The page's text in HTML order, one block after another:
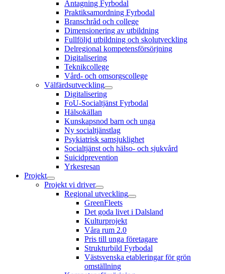
Antagning Fyrbodal
Praktiksamordning Fyrbodal
Branschråd och college
Dimensionering av utbildning
Fullföljd utbildning och skolutveckling
Delregional kompetensförsörjning
Digitalisering
Teknikcollege
Vård- och omsorgscollege
Välfärdsutveckling
Digitalisering
FoU-Socialtjänst Fyrbodal
Hälsokällan
Kunskapsnod barn och unga
Ny socialtjänstlag
Psykiatrisk samsjuklighet
Socialtjänst och hälso- och sjukvård
Suicidprevention
Yrkesresan
Projekt
Projekt vi driver
Regional utveckling
GreenFleets
Det goda livet i Dalsland
Kulturprojekt
Våra rum 2.0
Pris till unga företagare
Strukturbild Fyrbodal
Västsvenska etableringar för grön
omställning